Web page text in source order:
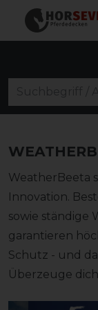
WeatherBeeta
Innovation.
sowie ständige
garantieren
Schutz - und
Überzeuge